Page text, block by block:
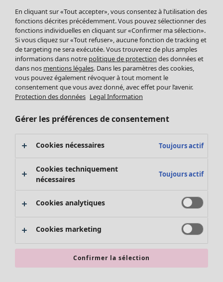
Leggings et collants
Accessoires
Chaussures
Vêtements de bain
Basics
Soldes Mobilier
Bonnes affaires déco
Décoration
Textiles
Tapis
Éponge
Promos SOLDES
Les promos de Gudrun Sjödén
Nouvel arrivage
Bonnes affaires en soldes - jusqu'à -70
En cliquant sur «Tout accepter», vous consentez à l’utilisation des
fonctions décrites précédemment. Vous pouvez sélectionner des
fonctions individuelles en cliquant sur «Confirmer ma sélection».
Si vous cliquez sur «Tout refuser», aucune fonction de tracking et
de targeting ne sera exécutée. Vous trouverez de plus amples
informations dans notre politique de protection des données et
dans nos mentions légales. Dans les paramètres des cookies,
vous pouvez également révoquer à tout moment le
consentement que vous avez donné, avec effet pour l’avenir.
Protection des données Legal Information
Gérer les préférences de consentement
Cookies nécessaires Toujours actif
Cookies techniquement
nécessaires
Toujours actif
Cookies analytiques
Cookies marketing
Confirmer la sélection